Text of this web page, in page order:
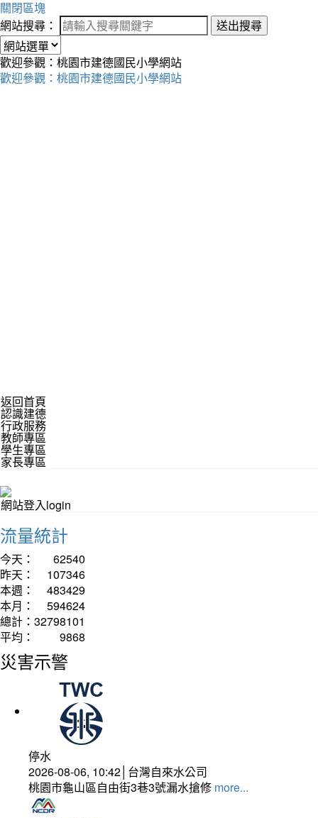
關閉區塊
網站搜尋：
送出搜尋
歡迎參觀：桃園市建德國民小學網站
歡迎參觀：桃園市建德國民小學網站
返回首頁
認識建德
行政服務
教師專區
學生專區
家長專區
網站登入login
流量統計
今天：
62540
昨天：
107346
本週：
483429
本月：
594624
總計： 32798101
平均：
9868
災害示警
停水
2026-08-06, 10:42│台灣自來水公司
桃園市龜山區自由街3巷3號漏水搶修 more...